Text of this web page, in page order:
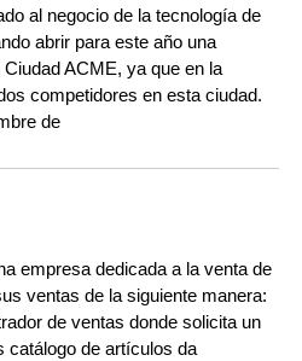
al negocio de la tecnología de
abrir para este año una
ACME, ya que en la
competidores en esta ciudad.
de
empresa dedicada a la venta de
ventas de la siguiente manera:
de ventas donde solicita un
catálogo de artículos da